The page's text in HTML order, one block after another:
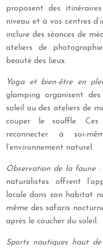
proposent des
niveau et à vos centres
inclure des séances de
ateliers de
beauté des lieux.
Yoga et bien-être en
glamping organisent
soleil ou des ateliers de
couper le souffle.
reconnecter à soi-
l’environnement naturel.
Observation de la faune :
naturalistes offrent
locale dans son habitat
même des safaris
après le coucher du soleil.
Sports nautiques haut